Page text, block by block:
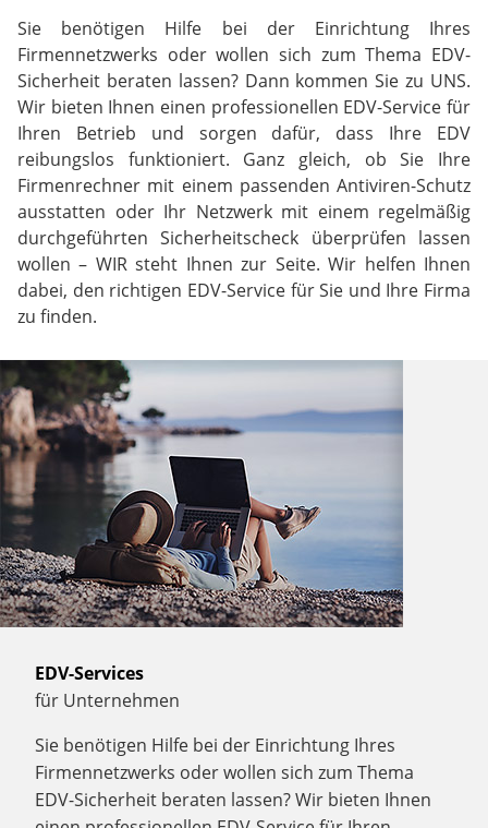
Sie benötigen Hilfe bei der Einrichtung Ihres
Firmennetzwerks oder wollen sich zum Thema EDV-
Sicherheit beraten lassen? Dann kommen Sie zu UNS.
Wir bieten Ihnen einen professionellen EDV-Service für
Ihren Betrieb und sorgen dafür, dass Ihre EDV
reibungslos funktioniert. Ganz gleich, ob Sie Ihre
Firmenrechner mit einem passenden Antiviren-Schutz
ausstatten oder Ihr Netzwerk mit einem regelmäßig
durchgeführten Sicherheitscheck überprüfen lassen
wollen – WIR steht Ihnen zur Seite. Wir helfen Ihnen
dabei, den richtigen EDV-Service für Sie und Ihre Firma
zu finden.
EDV-Services
für Unternehmen
Sie benötigen Hilfe bei der Einrichtung Ihres
Firmennetzwerks oder wollen sich zum Thema
EDV-Sicherheit beraten lassen? Wir bieten Ihnen